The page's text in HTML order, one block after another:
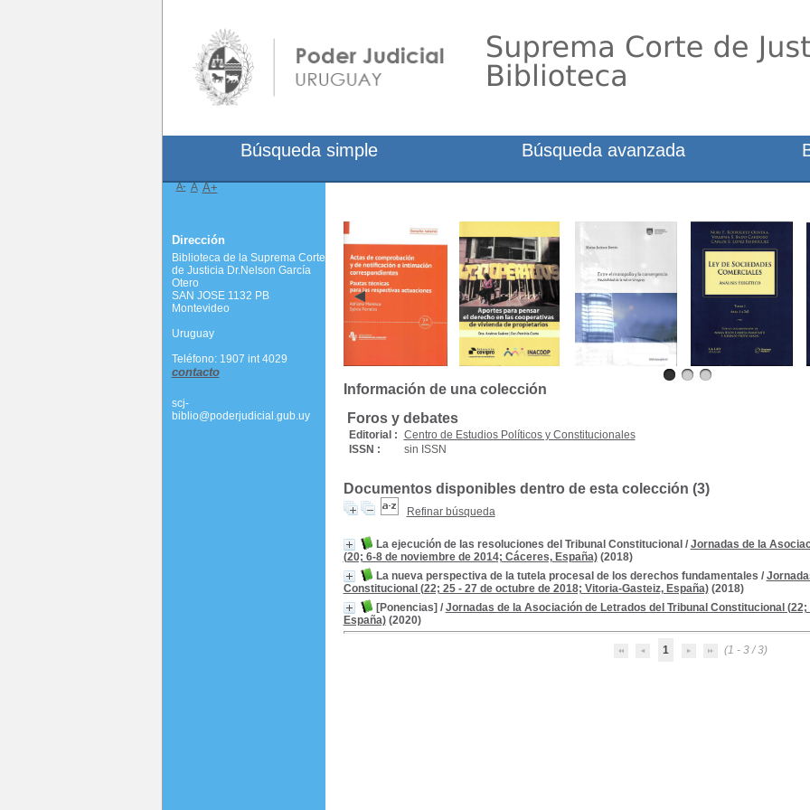
Información de una colección
Foros y debates
Editorial : Centro de Estudios Políticos y Constitucionales
ISSN :
sin ISSN
Documentos disponibles dentro de esta colección (3)
Refinar búsqueda
La ejecución de las resoluciones del Tribunal Constitucional / Jornadas de la
(20; 6-8 de noviembre de 2014; Cáceres, España)(2018)
La nueva perspectiva de la tutela procesal de los derechos fundamentales /
Constitucional (22; 25 - 27 de octubre de 2018; Vitoria-Gasteiz, España)(2018)
[Ponencias] / Jornadas de la Asociación de Letrados del Tribunal Constitucional
España)(2020)
1 (1 - 3 / 3)
Búsqueda simple Búsqueda avanzada
A- A A+
Dirección
Biblioteca de la Suprema Corte
de Justicia Dr.Nelson García
Otero
SAN JOSE 1132 PB
Montevideo
Uruguay
Teléfono: 1907 int 4029
contacto
scj-
biblio@poderjudicial.gub.uy